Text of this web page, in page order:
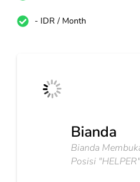
- IDR / Month
Bianda
Bianda
Posisi